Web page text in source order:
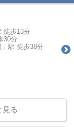
徒歩13分
30分
駅 徒歩38分
見る